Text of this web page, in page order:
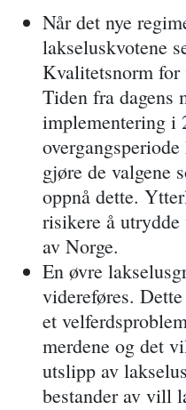
Når det nye
lakseluskvotene
Kvalitetsnorm
Tiden fra dagens
implementering i
gjøre de valgene
oppnå dette.
risikere å
av Norge.
En øvre
videreføres.
et
merdene og det
utslipp av
bestander av vill